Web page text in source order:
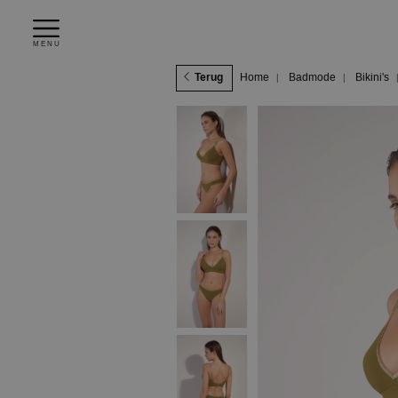
MENU
Terug Home Badmode Bikini's